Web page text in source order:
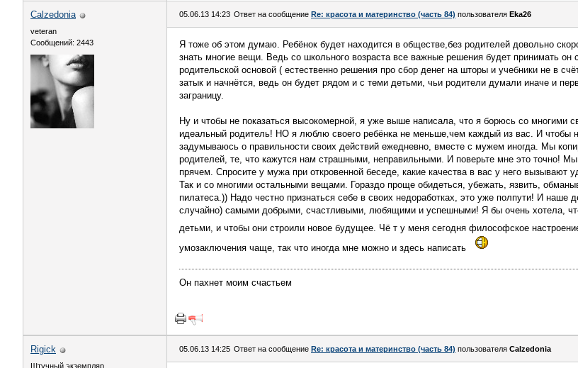
Calzedonia
veteran
Сообщений: 2443
05.06.13 14:23 Ответ на сообщение Re: красота и материнство (часть 84) пользователя Eka26
Я тоже об этом думаю. Ребёнок будет находится в обществе,без родителей довольно
знать многие вещи. Ведь со школьного возраста все важные решения будет принимать он
родительской основой ( естественно решения про сбор денег на шторы и учебники не в
затык и начнётся, ведь он будет рядом и с теми детьми, чьи родители думали иначе и
заграницу.
Ну и чтобы не показаться высокомерной, я уже выше написала, что я борюсь со многими
идеальный родитель! НО я люблю своего ребёнка не меньше,чем каждый из вас. И чтобы
задумываюсь о правильности своих действий ежедневно, вместе с мужем иногда. Мы
родителей, те, что кажутся нам страшными, неправильными. И поверьте мне это точно!
прячем. Спросите у мужа при откровенной беседе, какие качества в вас у него вызывают
Так и со многими остальными вещами. Гораздо проще обидеться, убежать, язвить,
пилатеса.)) Надо честно признаться себе в своих недоработках, это уже полпути! И наше
случайно) самыми добрыми, счастливыми, любящими и успешными! Я бы очень хотела,
детьми, и чтобы они строили новое будущее. Чё т у меня сегодня философское
умозаключения чаще, так что иногда мне можно и здесь написать
Он пахнет моим счастьем
Rigick
Штучный экземпляр
05.06.13 14:25 Ответ на сообщение Re: красота и материнство (часть 84) пользователя Calzedonia